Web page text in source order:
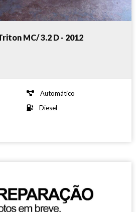
MC/ 3.2 D - 2012
Automático
Diesel